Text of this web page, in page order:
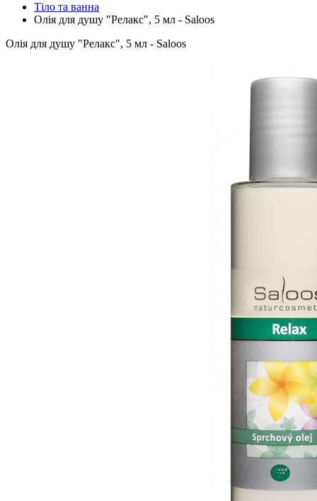
Тіло та ванна
Олія для душу "Релакс", 5 мл - Saloos
Олія для душу "Релакс", 5 мл - Saloos